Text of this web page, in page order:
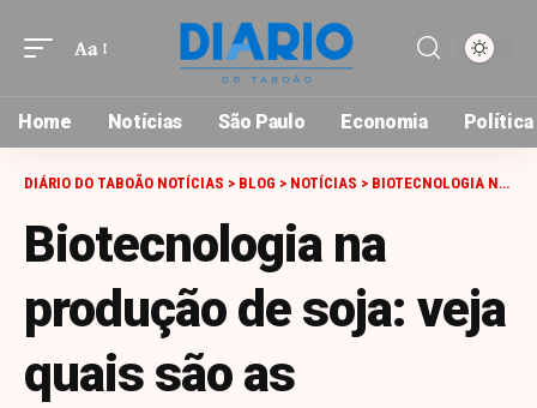
Font
Aa
Home Notícias São Paulo Economia Política
DIÁRIO DO TABOÃO NOTÍCIAS > BLOG > NOTÍCIAS > BIOTECNOLOGIA NA PRODUÇÃO DE SOJA: VEJA QUAIS SÃO AS VANTAGENS E DESAFIOS
Biotecnologia na
produção de soja: veja
quais são as